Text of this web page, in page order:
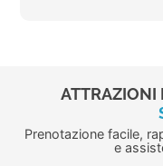
ATTRAZIONI
Prenotazione facile,
e